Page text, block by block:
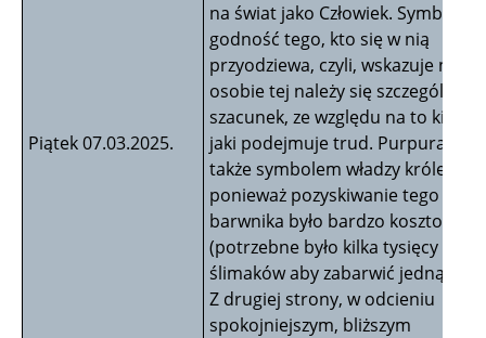
Piątek 07.03.2025.
na świat jako Człowiek.
godność tego, kto się w nią
przyodziewa, czyli, wskazuje na
osobie tej należy się szczególny
szacunek, ze względu na to kim
jaki podejmuje trud. Purpura była
także symbolem władzy
ponieważ pozyskiwanie tego
barwnika było bardzo kosztowne
(potrzebne było kilka tysięcy
ślimaków aby zabarwić jedną
Z drugiej strony, w odcieniu
spokojniejszym, bliższym